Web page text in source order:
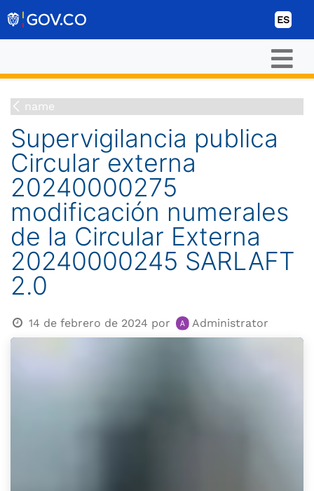
ES
name
Supervigilancia publica
Circular externa
20240000275
modificación numerales
de la Circular Externa
20240000245 SARLAFT
2.0
14 de febrero de 2024 por Administrator